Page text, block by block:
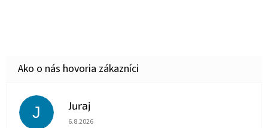
J Juraj
Hodnotenie obchodu je 5 z 5 hviezdičiek.
6.8.2026